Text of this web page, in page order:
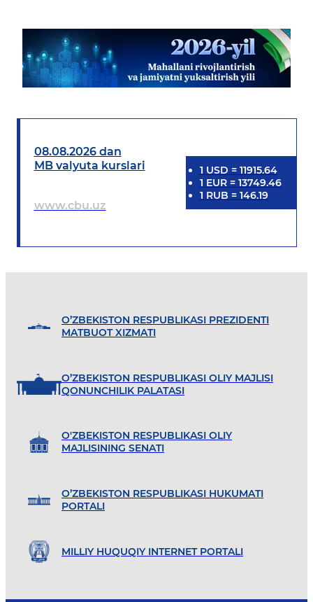
08.08.2026 dan
MB valyuta kurslari
www.cbu.uz
1 USD = 11915.64
1 EUR= 13749.46
1 RUB = 146.19
O’ZBEKISTON RESPUBLIKASI PREZIDENTI
MATBUOT XIZMATI
O’ZBEKISTON RESPUBLIKASI OLIY MAJLISI
QONUNCHILIK PALATASI
O'ZBEKISTON RESPUBLIKASI OLIY
MAJLISINING SENATI
O’ZBEKISTON RESPUBLIKASI HUKUMATI
PORTALI
MILLIY HUQUQIY INTERNET PORTALI